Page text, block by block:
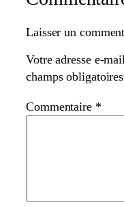
Laisser un
Votre adresse e-
champs
Commentaire *